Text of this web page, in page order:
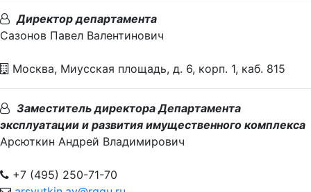
Директор департамента
Сазонов Павел Валентинович
Москва, Миусская площадь, д. 6, корп. 1, каб. 815
Заместитель директора Департамента
эксплуатации и развития имущественного комплекса
Арсюткин Андрей Владимирович
+7 (495) 250-71-70